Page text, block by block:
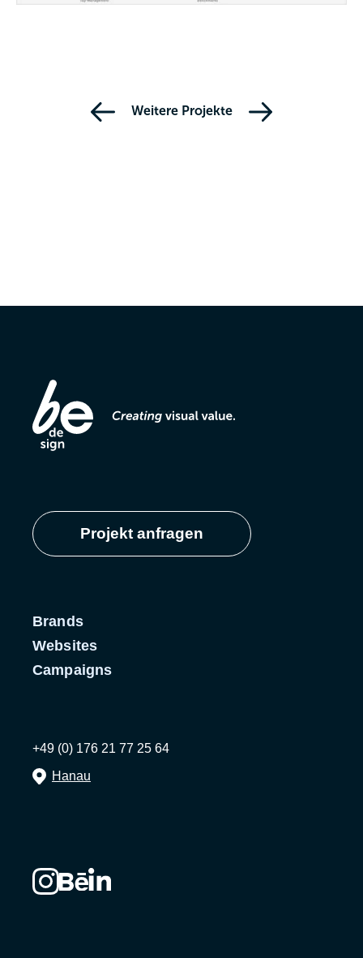
Weitere Projekte
Projekt anfragen
+49 (0) 176 21 77 25 64
Hanau
Brands
Websites
Campaigns